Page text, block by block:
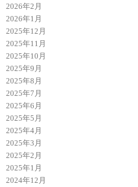
2026年2月
2026年1月
2025年12月
2025年11月
2025年10月
2025年9月
2025年8月
2025年7月
2025年6月
2025年5月
2025年4月
2025年3月
2025年2月
2025年1月
2024年12月